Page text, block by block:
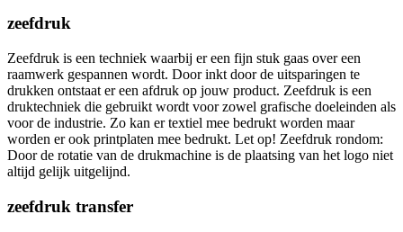
zeefdruk
Zeefdruk is een techniek waarbij er een fijn stuk gaas over een
raamwerk gespannen wordt. Door inkt door de uitsparingen te
drukken ontstaat er een afdruk op jouw product. Zeefdruk is een
druktechniek die gebruikt wordt voor zowel grafische doeleinden als
voor de industrie. Zo kan er textiel mee bedrukt worden maar
worden er ook printplaten mee bedrukt. Let op! Zeefdruk rondom:
Door de rotatie van de drukmachine is de plaatsing van het logo niet
altijd gelijk uitgelijnd.
zeefdruk transfer